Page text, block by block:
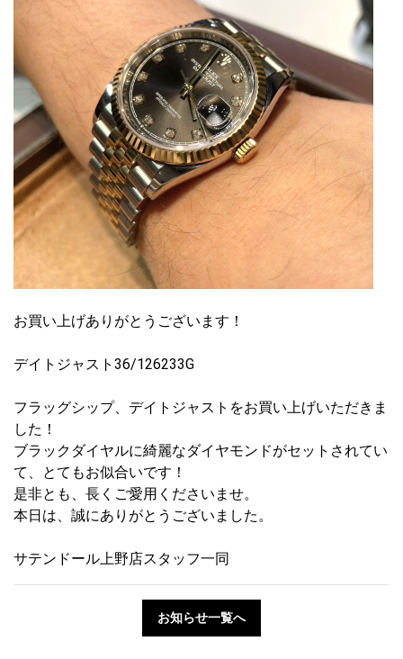
お買い上げありがとうございます！
デイトジャスト36/126233G
フラッグシップ、デイトジャストをお買い上げいただきま
した！
ブラックダイヤルに綺麗なダイヤモンドがセットされてい
て、とてもお似合いです！
是非とも、長くご愛用くださいませ。
本日は、誠にありがとうございました。
サテンドール上野店スタッフ一同
お知らせ一覧へ